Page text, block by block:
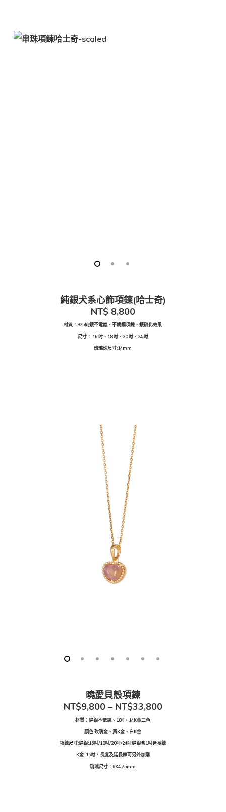
純銀犬系心飾項鍊(哈士奇)
NT$8,800
材質：925純銀不電鍍 、不銹鋼項鍊、銀硫化效果
尺寸： 16 吋、18 吋、20 吋、24 吋
琉璃珠尺寸:14mm
曉愛貝殼項鍊
NT$9,800 – NT$33,800
材質：純銀不電鍍、18K、14K金三色
顏色:玫瑰金、黃K金、白K金
項鍊尺寸:純銀:16吋/18吋/20吋/24吋純銀含1吋延長鍊
K金-16吋，長度及延長鍊可另外加購
琉璃尺寸：6X4.75mm